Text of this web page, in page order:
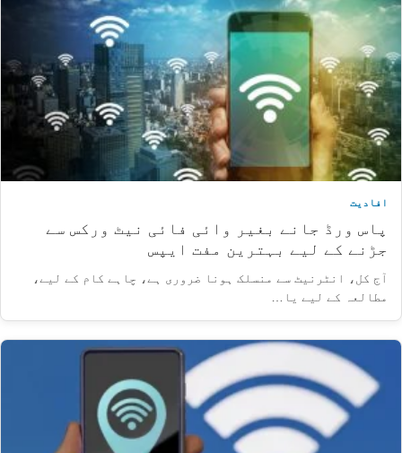
افادیت
پاس ورڈ جانے بغیر وائی فائی نیٹ ورکس سے
جڑنے کے لیے بہترین مفت ایپس
آج کل، انٹرنیٹ سے منسلک ہونا ضروری ہے، چاہے کام کے لیے،
مطالعہ کے لیے یا…